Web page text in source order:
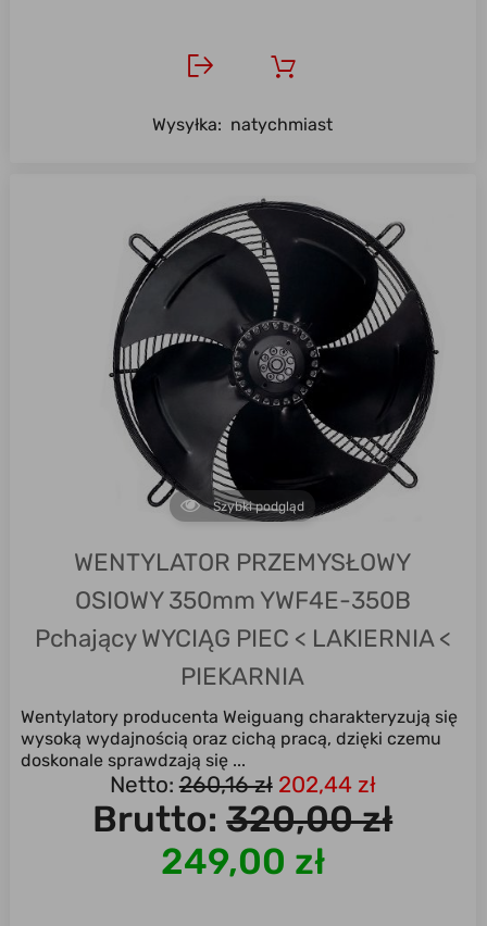
Wysyłka: natychmiast
Szybki podgląd
WENTYLATOR PRZEMYSŁOWY
OSIOWY 350mm YWF4E-350B
Pchający WYCIĄG PIEC < LAKIERNIA <
PIEKARNIA
Wentylatory producenta Weiguang charakteryzują się
wysoką wydajnością oraz cichą pracą, dzięki czemu
doskonale sprawdzają się ...
Netto:260,16 zł 202,44 zł
Brutto:320,00 zł
249,00 zł